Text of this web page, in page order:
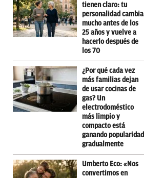
tienen claro: tu
personalidad cambia
mucho antes de los
25 años y vuelve a
hacerlo después de
los 70
¿Por qué cada vez
más familias dejan
de usar cocinas de
gas? Un
electrodoméstico
más limpio y
compacto está
ganando popularidad
gradualmente
Umberto Eco: «Nos
convertimos en